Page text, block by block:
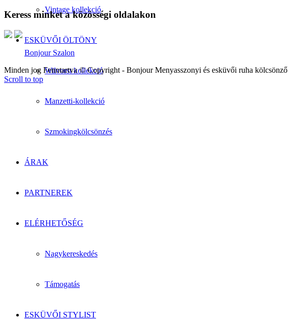
Vintage kollekció
ESKÜVŐI ÖLTÖNY
Wilvorst kollekció
Manzetti-kollekció
Szmokingkölcsönzés
ÁRAK
PARTNEREK
ELÉRHETŐSÉG
Nagykereskedés
Támogatás
ESKÜVŐI STYLIST
Keress minket a közösségi oldalakon
Bonjour Szalon
Minden jog Fenntartva © Copyright - Bonjour Menyasszonyi és esküvői ruha kölcsönző
Scroll to top